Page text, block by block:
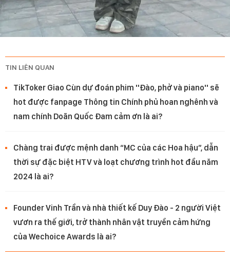
TIN LIÊN QUAN
TikToker Giao Cùn dự đoán phim ''Đào, phở và piano'' sẽ
hot được fanpage Thông tin Chính phủ hoan nghênh và
nam chính Doãn Quốc Đam cảm ơn là ai?
Chàng trai được mệnh danh “MC của các Hoa hậu”, dẫn
thời sự đặc biệt HTV và loạt chương trình hot đầu năm
2024 là ai?
Founder Vinh Trần và nhà thiết kế Duy Đào - 2 người Việt
vươn ra thế giới, trở thành nhân vật truyền cảm hứng
của Wechoice Awards là ai?